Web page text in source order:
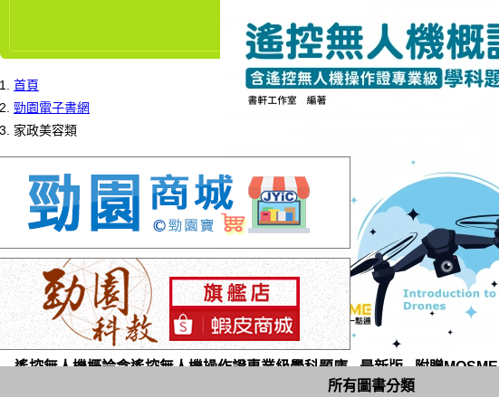
遙控無人機概論含遙控無人機操作證專業級學科題庫 - 最新版 - 附贈MOSME
首頁
勁園電子書網
家政美容類
所有圖書分類